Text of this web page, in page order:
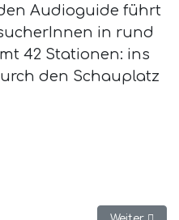
Audioguide führt
in rund
42 Stationen: ins
den Schauplatz